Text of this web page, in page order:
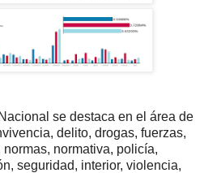
se destaca en el área de
delito, drogas, fuerzas,
normas, normativa, policía,
seguridad, interior, violencia,